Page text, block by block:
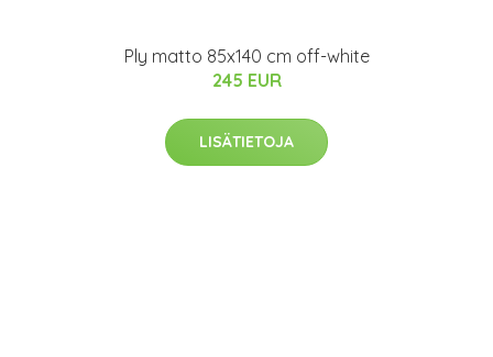
Ply matto 85x140 cm off-white
245 EUR
LISÄTIETOJA